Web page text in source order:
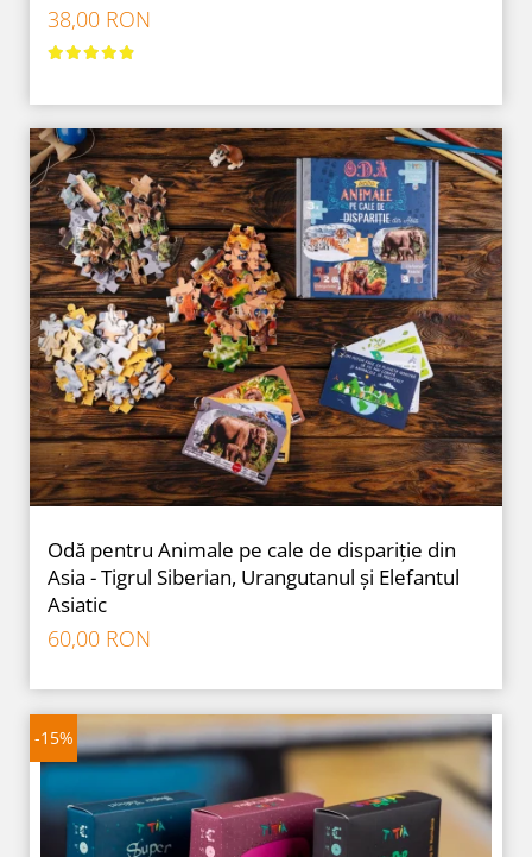
38,00 RON
Odă pentru Animale pe cale de dispariție din
Asia - Tigrul Siberian, Urangutanul și Elefantul
Asiatic
60,00 RON
-15%